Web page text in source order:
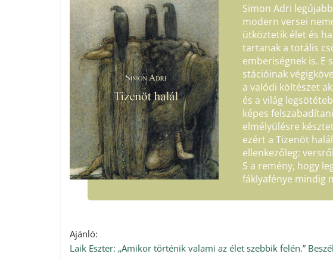
Simon Adri
modern versei
ütköztetik élet és
tartanak a totális
emberiségnek is. E
stációinak
a valódi költészet
és a világ
képes
elmélyülésre
ezért a Tizenöt
ellenkezőleg:
S a remény, hogy
fáklyafénye mindig
Ajánló:
Laik Eszter: „Amikor történik valami az élet szebbik felén.”